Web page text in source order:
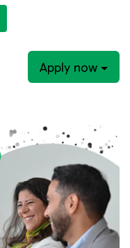
Apply now